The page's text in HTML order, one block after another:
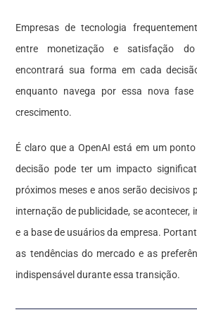
Empresas de tecnologia
entre monetização e satisfação
encontrará sua forma em cada
enquanto navega por essa nova fase
crescimento.
É claro que a OpenAI está em um
decisão pode ter um impacto
próximos meses e anos serão decisivos
internação de publicidade, se acontecer,
e a base de usuários da empresa.
as tendências do mercado e as
indispensável durante essa transição.